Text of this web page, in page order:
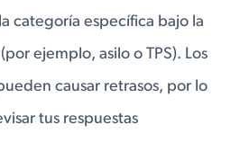
categoría específica bajo la
ejemplo, asilo o TPS). Los
causar retrasos, por lo
tus respuestas